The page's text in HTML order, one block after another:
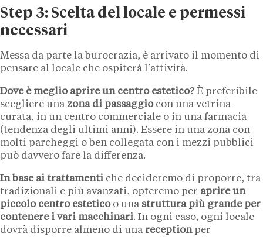
Step 3: Scelta del locale e permessi
necessari
Messa da parte la burocrazia, è arrivato il momento di
pensare al locale che ospiterà l’attività.
Dove è meglio aprire un centro estetico? È preferibile
scegliere una zona di passaggiocon una vetrina
curata, in un centro commerciale o in una farmacia
(tendenza degli ultimi anni). Essere in una zona con
molti parcheggi o ben collegata con i mezzi pubblici
può davvero fare la differenza.
In base ai trattamenti che decideremo di proporre, tra
tradizionali e più avanzati, opteremo per aprire un
piccolo centro esteticoo una struttura più grande per
contenere i vari macchinari. In ogni caso, ogni locale
dovrà disporre almeno di una receptionper